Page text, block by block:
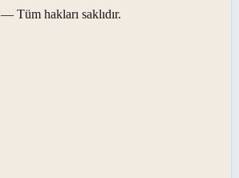
— Tüm hakları saklıdır.